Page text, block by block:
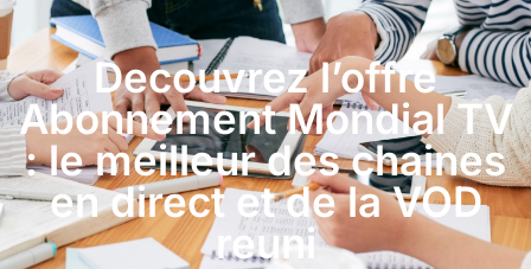
Decouvrez l’offre
Abonnement Mondial TV
: le meilleur des chaines
en direct et de la VOD
reuni